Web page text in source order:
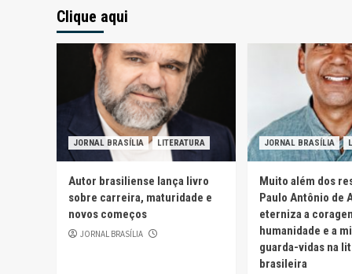
Clique aqui
JORNAL BRASÍLIA LITERATURA
Autor brasiliense lança livro
sobre carreira, maturidade e
novos começos
JORNAL BRASÍLIA
JORNAL BRASÍLIA
Muito além dos
Paulo Antônio de
eterniza a
humanidade e a
guarda-vidas na
brasileira